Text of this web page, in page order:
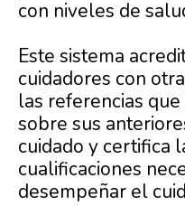
con niveles de
Este sistema
cuidadores con
las referencias
sobre sus
cuidado y certifica
cualificaciones
desempeñar el